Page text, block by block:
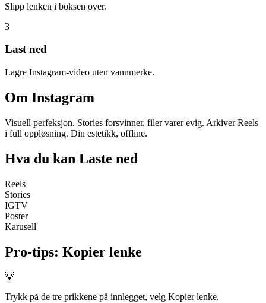
Slipp lenken i boksen over.
3
Last ned
Lagre Instagram-video uten vannmerke.
Om Instagram
Visuell perfeksjon. Stories forsvinner, filer varer evig. Arkiver Reels
i full oppløsning. Din estetikk, offline.
Hva du kan Laste ned
Reels
Stories
IGTV
Poster
Karusell
Pro-tips: Kopier lenke
💡
Trykk på de tre prikkene på innlegget, velg Kopier lenke.